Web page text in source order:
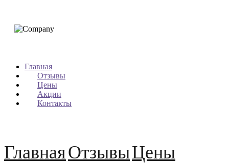
Главная
Отзывы
Цены
Акции
Контакты
ГлавнаяОтзывыЦены